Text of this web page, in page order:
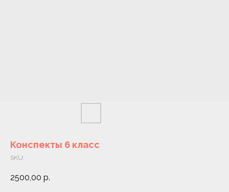
Конспекты 6 класс
SKU:
2500,00 р.